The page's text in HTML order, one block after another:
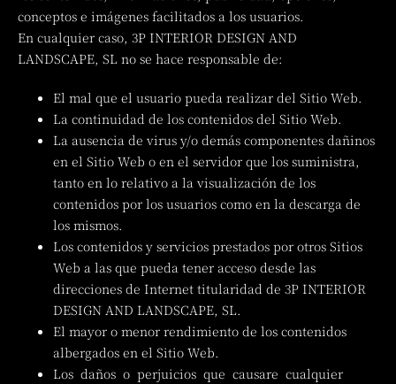
conceptos e imágenes facilitados a los usuarios.
En cualquier caso, 3P INTERIOR DESIGN AND
LANDSCAPE, SL no se hace responsable de:
El mal que el usuario pueda realizar del Sitio Web.
La continuidad de los contenidos del Sitio Web.
La ausencia de virus y/o demás componentes dañinos
en el Sitio Web o en el servidor que los suministra,
tanto en lo relativo a la visualización de los
contenidos por los usuarios como en la descarga de
los mismos.
Los contenidos y servicios prestados por otros Sitios
Web a las que pueda tener acceso desde las
direcciones de Internet titularidad de 3P INTERIOR
DESIGN AND LANDSCAPE, SL.
El mayor o menor rendimiento de los contenidos
albergados en el Sitio Web.
Los daños o perjuicios que causare cualquier